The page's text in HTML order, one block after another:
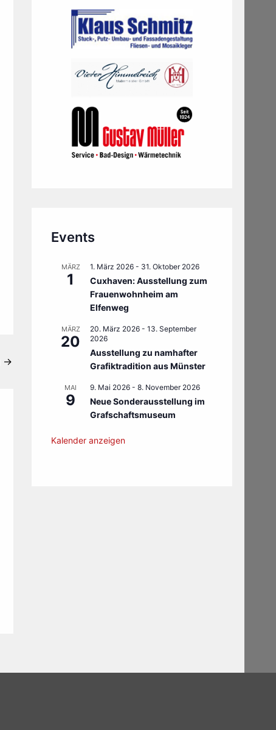
→
Events
MÄRZ
1
1. März 2026 - 31. Oktober 2026
Cuxhaven: Ausstellung zum
Frauenwohnheim am
Elfenweg
MÄRZ
20
20. März 2026 - 13. September
2026
Ausstellung zu namhafter
Grafiktradition aus Münster
MAI
9
9. Mai 2026 - 8. November 2026
Neue Sonderausstellung im
Grafschaftsmuseum
Kalender anzeigen